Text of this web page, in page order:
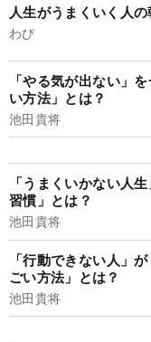
人生がうまくいく人
わび
「やる気が出ない」
い方法」とは？
池田貴将
「うまくいかない人
習慣」とは？
池田貴将
「行動できない人」
ごい方法」とは？
池田貴将